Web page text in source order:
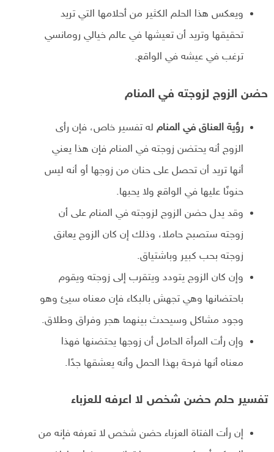
ويعكس هذا الحلم الكثير من أحلامها التي تريد
تحقيقها وتريد أن تعيشها في عالم خيالي رومانسي
ترغب في عيشه في الواقع.
حضن الزوج لزوجته في المنام
رؤية العناق في المنام له تفسير خاص، فإن رأى
الزوج أنه يحتضن زوجته في المنام فإن هذا يعني
أنها تريد أن تحصل على حنان من زوجها أو أنه ليس
حنونًا عليها في الواقع ولا يحبها.
وقد يدل حضن الزوج لزوجته في المنام على أن
زوجته ستصبح حاملا، وذلك إن كان الزوج يعانق
زوجته بحب كبير وباشتياق.
وإن كان الزوج يتودد ويتقرب إلى زوجته ويقوم
باحتضانها وهي تجهش بالبكاء فإن معناه سيئ وهو
وجود مشاكل وسيحدث بينهما هجر وفراق وطلاق.
وإن رأت المرأة الحامل أن زوجها يحتضنها فهذا
معناه أنها فرحة بهذا الحمل وأنه يعشقها جدًا.
تفسير حلم حضن شخص لا اعرفه للعزباء
إن رأت الفتاة العزباء حضن شخص لا تعرفه فإنه من